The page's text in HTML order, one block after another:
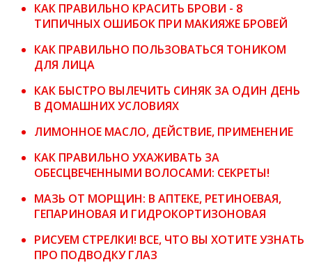
КАК ПРАВИЛЬНО КРАСИТЬ БРОВИ - 8
ТИПИЧНЫХ ОШИБОК ПРИ МАКИЯЖЕ БРОВЕЙ
КАК ПРАВИЛЬНО ПОЛЬЗОВАТЬСЯ ТОНИКОМ
ДЛЯ ЛИЦА
КАК БЫСТРО ВЫЛЕЧИТЬ СИНЯК ЗА ОДИН ДЕНЬ
В ДОМАШНИХ УСЛОВИЯХ
ЛИМОННОЕ МАСЛО, ДЕЙСТВИЕ, ПРИМЕНЕНИЕ
КАК ПРАВИЛЬНО УХАЖИВАТЬ ЗА
ОБЕСЦВЕЧЕННЫМИ ВОЛОСАМИ: СЕКРЕТЫ!
МАЗЬ ОТ МОРЩИН: В АПТЕКЕ, РЕТИНОЕВАЯ,
ГЕПАРИНОВАЯ И ГИДРОКОРТИЗОНОВАЯ
РИСУЕМ СТРЕЛКИ! ВСЕ, ЧТО ВЫ ХОТИТЕ УЗНАТЬ
ПРО ПОДВОДКУ ГЛАЗ